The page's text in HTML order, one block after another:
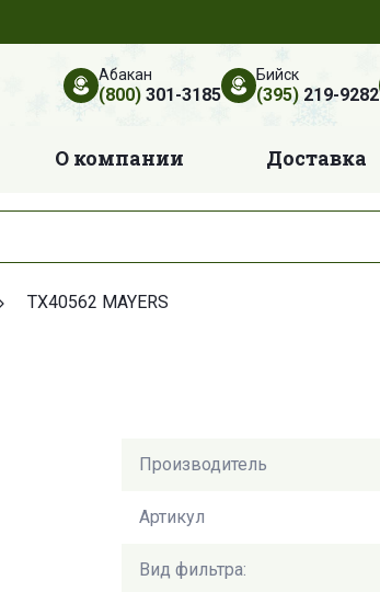
Абакан
(800)301-3185
Бийск
(395)219-9282
О компании Доставка
TX40562 MAYERS
Производитель
Артикул
Вид фильтра: